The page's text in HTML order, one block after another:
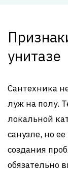
унитазе
Сантехника
луж на полу.
локальной
санузле, но
создания
обязательно